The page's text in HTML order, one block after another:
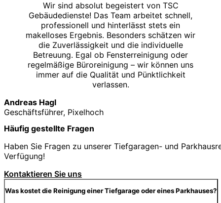
Wir sind absolut begeistert von TSC
Gebäudedienste! Das Team arbeitet schnell,
professionell und hinterlässt stets ein
makelloses Ergebnis. Besonders schätzen wir
die Zuverlässigkeit und die individuelle
Betreuung. Egal ob Fensterreinigung oder
regelmäßige Büroreinigung – wir können uns
immer auf die Qualität und Pünktlichkeit
verlassen.
Andreas Hagl
Geschäftsführer, Pixelhoch
Häufig gestellte Fragen
Haben Sie Fragen zu unserer Tiefgaragen- und
Verfügung!
Kontaktieren Sie uns
Was kostet die Reinigung einer Tiefgarage oder eines Parkhauses?